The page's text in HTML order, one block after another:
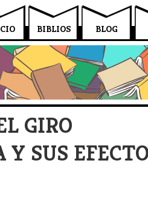
BLOG
BIBLIOS
GIRO
SUS